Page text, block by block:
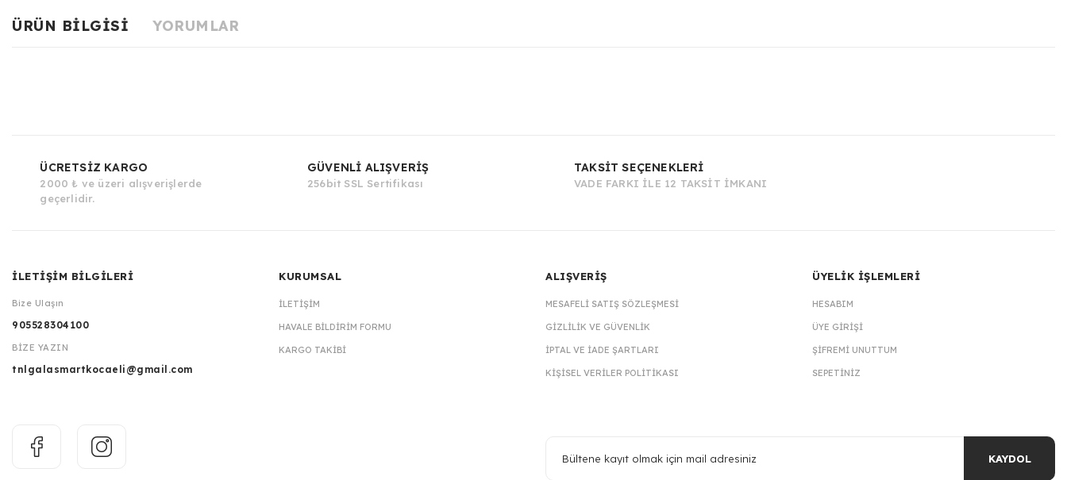
ÜRÜN BILGISI YORUMLAR
ÜCRETSİZ KARGO
2000 ₺ ve üzeri alışverişlerde
geçerlidir.
GÜVENLİ ALIŞVERİŞ
256bit SSL Sertifikası
TAKSİT SEÇENEKLERİ
VADE FARKI İLE 12 TAKSİT İMKANI
İLETİŞİM BİLGİLERİ
Bize Ulaşın
905528304100
BİZE YAZIN
tnlgalasmartkocaeli@gmail.com
KURUMSAL
İLETIŞIM
HAVALE BILDIRIM FORMU
KARGO TAKIBI
ALIŞVERİŞ
MESAFELI SATIŞ SÖZLEŞMESI
GIZLILIK VE GÜVENLIK
İPTAL VE İADE ŞARTLARI
KIŞISEL VERILER POLITIKASI
ÜYELİK İŞLEMLERİ
HESABIM
ÜYE GIRIŞI
ŞIFREMI UNUTTUM
SEPETINIZ
KAYDOL